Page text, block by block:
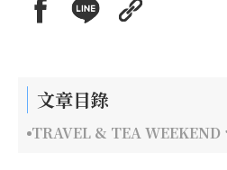
文章目錄
TRAVEL & TEA WEEKEND